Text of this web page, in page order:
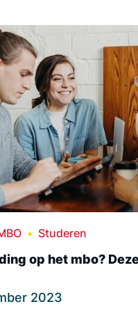
Studeren
op het mbo?
2023